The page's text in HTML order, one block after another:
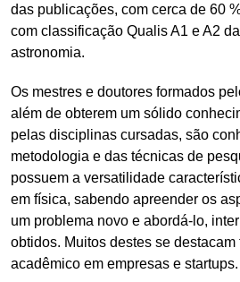
das publicações, com cerca de 60
com classificação Qualis A1 e A2
astronomia.
Os mestres e doutores formados
além de obterem um sólido
pelas disciplinas cursadas, são
metodologia e das técnicas de
possuem a versatilidade
em física, sabendo apreender os
um problema novo e abordá-lo,
obtidos. Muitos destes se
acadêmico em empresas e startups.